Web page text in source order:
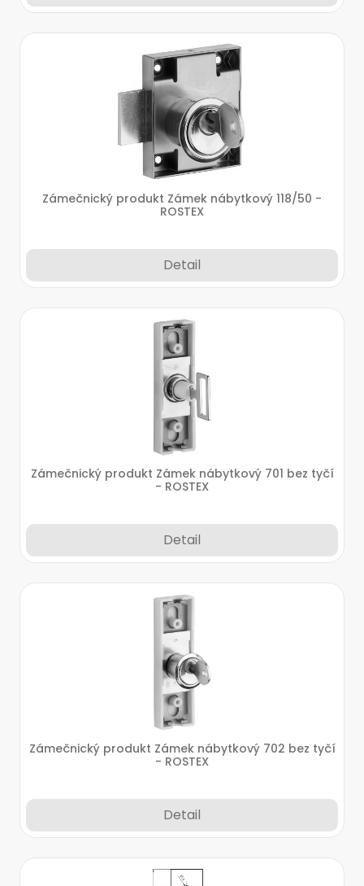
Zámečnický produkt Zámek nábytkový 118/50 -
ROSTEX
Detail
Zámečnický produkt Zámek nábytkový 701 bez tyčí
- ROSTEX
Detail
Zámečnický produkt Zámek nábytkový 702 bez tyčí
- ROSTEX
Detail